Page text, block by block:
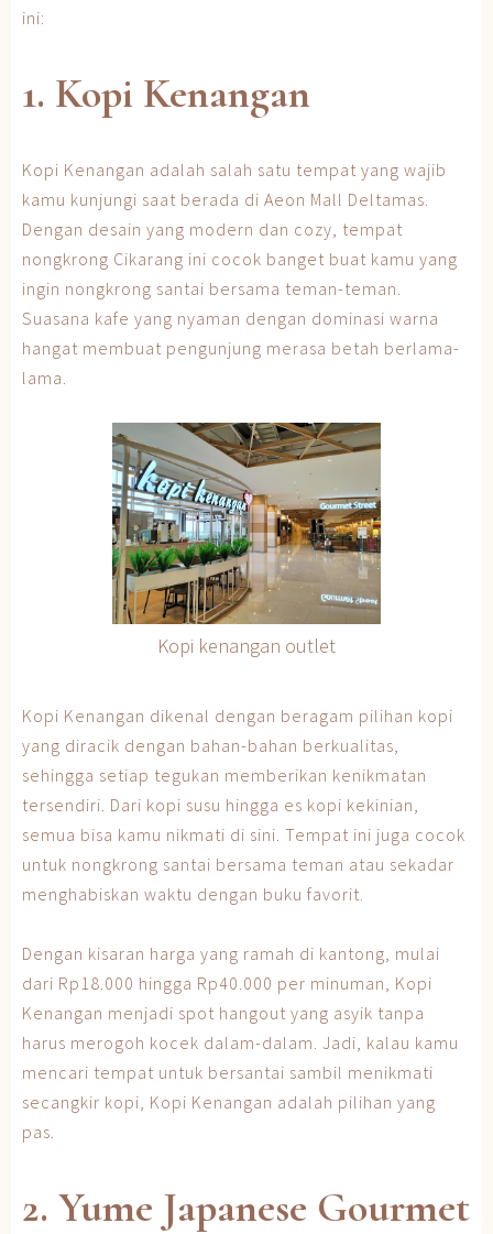
ini:
1. Kopi Kenangan
Kopi Kenangan adalah salah satu tempat yang wajib
kamu kunjungi saat berada di Aeon Mall Deltamas.
Dengan desain yang modern dan cozy, tempat
nongkrong Cikarang ini cocok banget buat kamu yang
ingin nongkrong santai bersama teman-teman.
Suasana kafe yang nyaman dengan dominasi warna
hangat membuat pengunjung merasa betah berlama-
lama.
Kopi kenangan outlet
Kopi Kenangan dikenal dengan beragam pilihan kopi
yang diracik dengan bahan-bahan berkualitas,
sehingga setiap tegukan memberikan kenikmatan
tersendiri. Dari kopi susu hingga es kopi kekinian,
semua bisa kamu nikmati di sini. Tempat ini juga cocok
untuk nongkrong santai bersama teman atau sekadar
menghabiskan waktu dengan buku favorit.
Dengan kisaran harga yang ramah di kantong, mulai
dari Rp18.000 hingga Rp40.000 per minuman, Kopi
Kenangan menjadi spot hangout yang asyik tanpa
harus merogoh kocek dalam-dalam. Jadi, kalau kamu
mencari tempat untuk bersantai sambil menikmati
secangkir kopi, Kopi Kenangan adalah pilihan yang
pas.
2. Yume Japanese Gourmet